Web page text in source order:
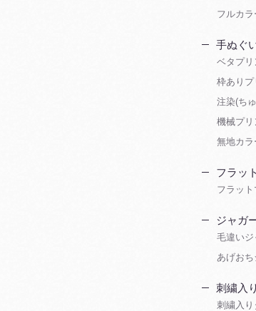
フルカ
手ぬぐ
ベタプ
枠あり
注染(ち
機械プ
無地カ
フラッ
フラッ
ジャガ
毛違い
あげお
刺繍入
刺繍入り